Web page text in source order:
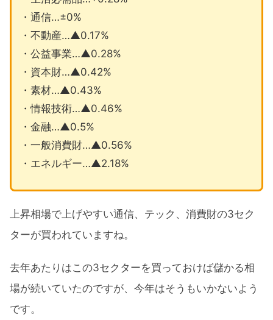
・通信…±0%
・不動産…▲0.17%
・公益事業…▲0.28%
・資本財…▲0.42%
・素材…▲0.43%
・情報技術…▲0.46%
・金融…▲0.5%
・一般消費財…▲0.56%
・エネルギー…▲2.18%
上昇相場で上げやすい通信、テック、消費財の3セク
ターが買われていますね。
去年あたりはこの3セクターを買っておけば儲かる相
場が続いていたのですが、今年はそうもいかないよう
です。